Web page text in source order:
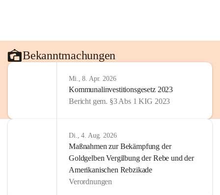
Bekanntmachungen
Mi., 8. Apr. 2026
Kommunalinvestitionsgesetz 2023
Bericht gem. §3 Abs 1 KIG 2023
Di., 4. Aug. 2026
Maßnahmen zur Bekämpfung der
Goldgelben Vergilbung der Rebe und der
Amerikanischen Rebzikade
Verordnungen